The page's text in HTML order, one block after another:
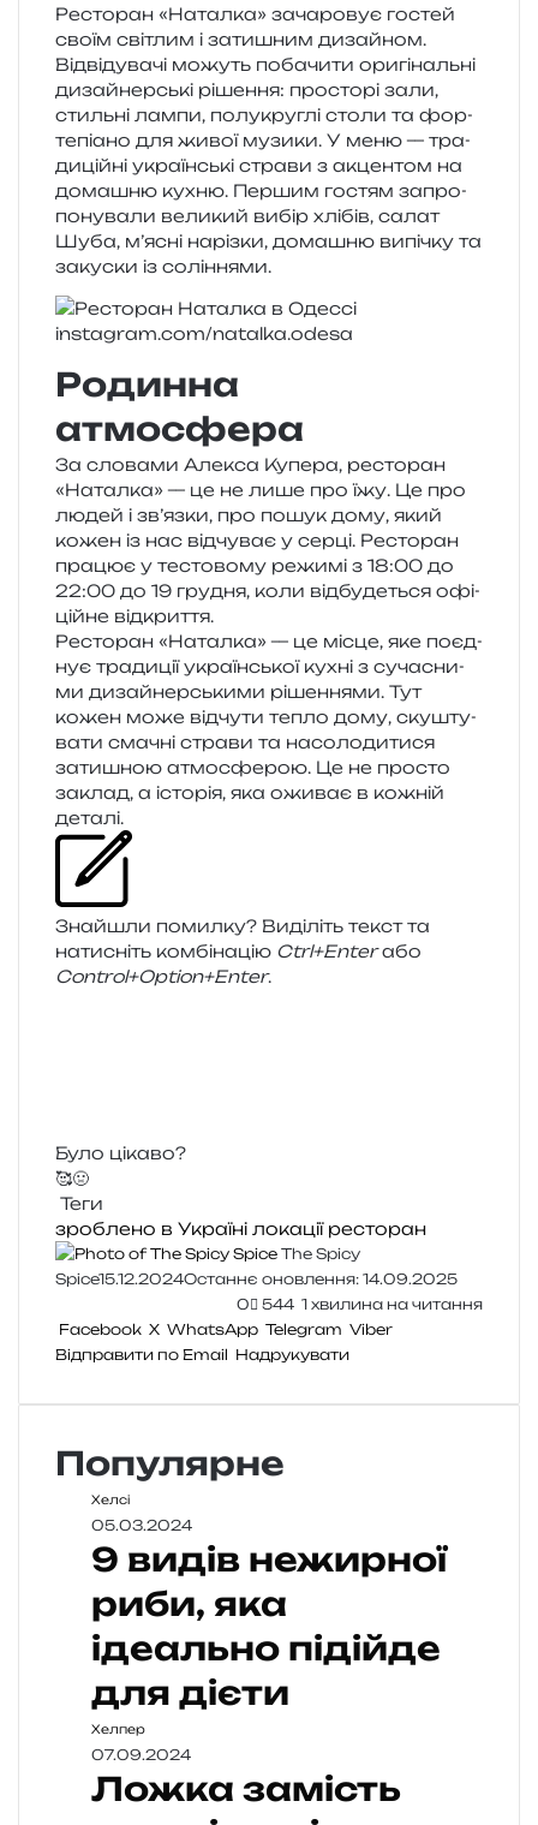
Ресторан «Наталка» зача­ро­вує гостей
своїм сві­тлим і зати­шним дизай­ном.
Відвідувачі можуть поба­чи­ти ори­гі­наль­ні
дизай­нер­ські ріше­н­ня: про­сто­рі зали,
стиль­ні лампи, полукру­глі столи та фор­
те­пі­а­но для живої музи­ки. У меню — тра­
ди­цій­ні укра­їн­ські стра­ви з акцен­том на
дома­шню кухню. Першим гостям запро­
по­ну­ва­ли вели­кий вибір хлі­бів, салат
Шуба, м’ясні наріз­ки, дома­шню випі­чку та
заку­ски із соліннями.
instagram​.com/​n​a​t​a​l​k​a​.​o​desa
Родинна
атмосфера
За сло­ва­ми Алекса Купера, ресто­ран
«Наталка» — це не лише про їжу. Це про
людей і зв’язки, про пошук дому, який
кожен із нас від­чу­ває у серці. Ресторан
пра­цює у тесто­во­му режи­мі з 18:00 до
22:00 до 19 гру­дня, коли від­бу­де­ться офі­
цій­не відкриття.
Ресторан «Наталка» — це місце, яке поєд­
нує тра­ди­ції укра­їн­ської кухні з суча­сни­
ми дизай­нер­ськи­ми ріше­н­ня­ми. Тут
кожен може від­чу­ти тепло дому, ску­шту­
ва­ти сма­чні стра­ви та насо­ло­ди­ти­ся
зати­шною атмо­сфе­рою. Це не про­сто
заклад, а істо­рія, яка ожи­ває в кожній
деталі.
Знайшли помил­ку? Виділіть текст та
нати­сніть ком­бі­на­цію Ctrl+Enterабо
Control+Option+Enter.
Було цікаво?
🥰🤢
Теги
зроблено в Україні локації ресторан
The Spicy
Spice15.12.2024Останнє оновлення: 14.09.2025
0
544 1 хвилина на читання
Facebook X WhatsApp Telegram Viber
Відправити по Email Надрукувати
Популярне
Хелсі
05.03.2024
9 видів нежирної
риби, яка
ідеально підійде
для дієти
Хелпер
07.09.2024
Ложка замість